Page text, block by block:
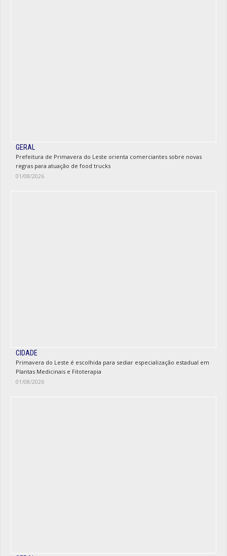
GERAL
Prefeitura de Primavera do Leste orienta comerciantes sobre novas
regras para atuação de food trucks
01/08/2026
CIDADE
Primavera do Leste é escolhida para sediar especialização estadual em
Plantas Medicinais e Fitoterapia
01/08/2026